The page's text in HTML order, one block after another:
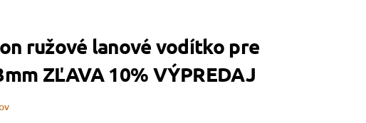
ružové lanové vodítko pre
ZĽAVA 10% VÝPREDAJ